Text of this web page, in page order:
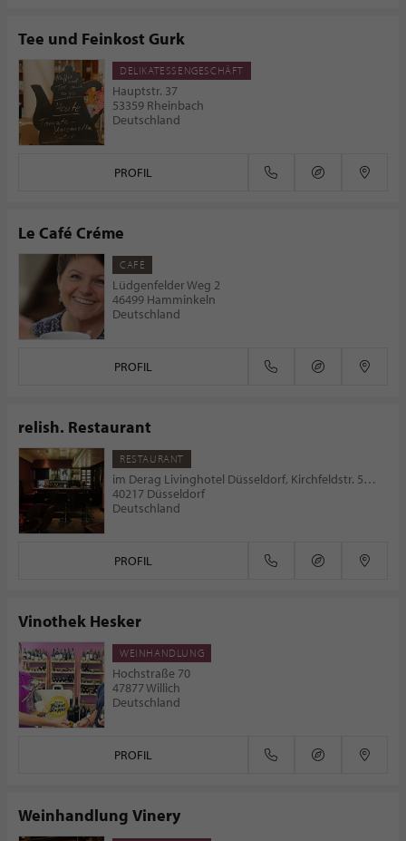
Tee und Feinkost Gurk
DELIKATESSENGESCHÄFT
Hauptstr. 37
53359 Rheinbach
Deutschland
PROFIL
Le Café Créme
CAFÉ
Lüdgenfelder Weg 2
46499 Hamminkeln
Deutschland
PROFIL
relish. Restaurant
RESTAURANT
im Derag Livinghotel Düsseldorf, Kirchfeldstr. 59-61
40217 Düsseldorf
Deutschland
PROFIL
Vinothek Hesker
WEINHANDLUNG
Hochstraße 70
47877 Willich
Deutschland
PROFIL
Weinhandlung Vinery